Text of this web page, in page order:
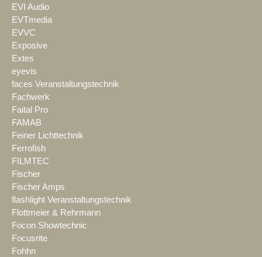
EVI Audio
EVTmedia
EVVC
Exposive
Extes
eyevis
faces Veranstaltungstechnik
Fachwerk
Faital Pro
FAMAB
Feiner Lichttechnik
Ferrofish
FILMTEC
Fischer
Fischer Amps
flashlight Veranstaltungstechnik
Flottmeier & Rehrmann
Focon Showtechnic
Focusrite
Fohhn